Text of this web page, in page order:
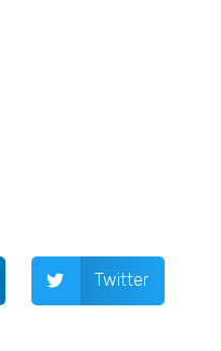
Twitter